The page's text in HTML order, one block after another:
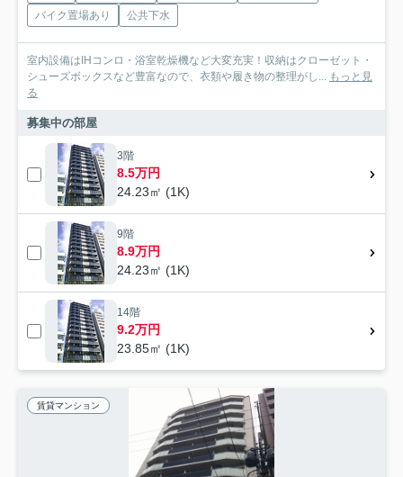
バイク置場あり
公共下水
室内設備はIHコンロ・浴室乾燥機など大変充実！収納はクローゼット・
シューズボックスなど豊富なので、衣類や履き物の整理がし... もっと見
る
募集中の部屋
3階
8.5万円
24.23㎡ (1K)
9階
8.9万円
24.23㎡ (1K)
14階
9.2万円
23.85㎡ (1K)
賃貸マンション